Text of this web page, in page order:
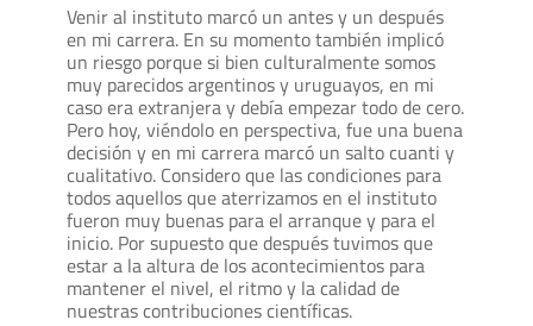
Venir al instituto marcó un antes y un después
en mi carrera. En su momento también implicó
un riesgo porque si bien culturalmente somos
muy parecidos argentinos y uruguayos, en mi
caso era extranjera y debía empezar todo de cero.
Pero hoy, viéndolo en perspectiva, fue una buena
decisión y en mi carrera marcó un salto cuanti y
cualitativo. Considero que las condiciones para
todos aquellos que aterrizamos en el instituto
fueron muy buenas para el arranque y para el
inicio. Por supuesto que después tuvimos que
estar a la altura de los acontecimientos para
mantener el nivel, el ritmo y la calidad de
nuestras contribuciones científicas.